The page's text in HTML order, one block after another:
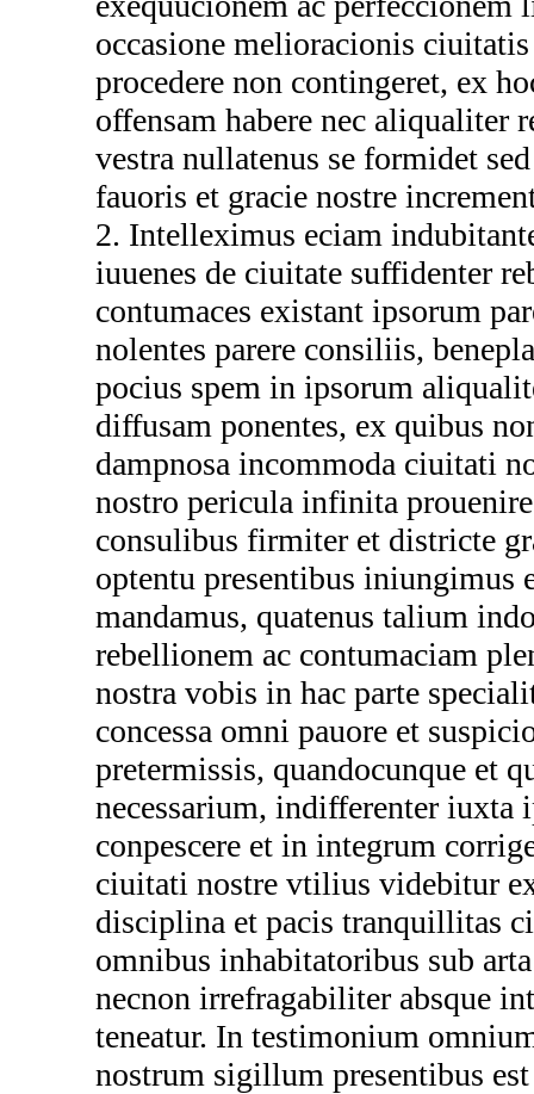
occasione melioracionis
procedere non contingeret, ex
offensam habere nec aliqualiter
vestra nullatenus se formidet
fauoris et gracie nostre
2. Intelleximus eciam
iuuenes de ciuitate suffidenter
contumaces existant ipsorum
nolentes parere consiliis,
pocius spem in ipsorum
diffusam ponentes, ex quibus
dampnosa incommoda ciuitati
nostro pericula infinita
consulibus firmiter et districte
optentu presentibus iniungimus
mandamus, quatenus talium
rebellionem ac contumaciam
nostra vobis in hac parte
concessa omni pauore et
pretermissis, quandocunque et
necessarium, indifferenter iuxta
conpescere et in integrum
ciuitati nostre vtilius videbitur
disciplina et pacis tranquillitas
omnibus inhabitatoribus sub
necnon irrefragabiliter absque
teneatur. In testimonium
nostrum sigillum presentibus est